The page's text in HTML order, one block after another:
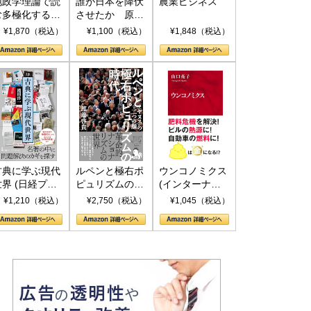
多極化する世
トランプと
¥1,870（税込）
させたか 原爆
投下、ソ連参
(PHP新書)
¥1,100（税込） ¥1,848（税込）
典に学ぶ現代
界 (日経プレ
アシリーズ)
¥1,210（税込）
ルペンと極右ポ
ピュリズムの時
代：〈ヤヌス〉
¥2,750（税込）
ウンコノミクス
(インターナシ
ョナル新書)
¥1,045（税込）